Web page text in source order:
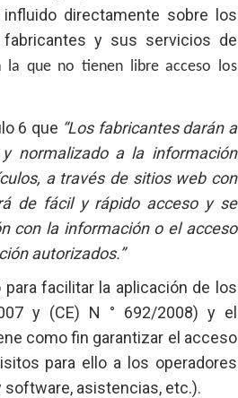
directamente sobre los
y sus servicios de
la que no tienen libre acceso los
6 que “Los fabricantes darán a
normalizado a la información
a través de sitios web con
de fácil y rápido acceso y se
con la información o el acceso
autorizados.”
facilitar la aplicación de los
y (CE) N ° 692/2008) y el
como fin garantizar el acceso
para ello a los operadores
asistencias, etc.).